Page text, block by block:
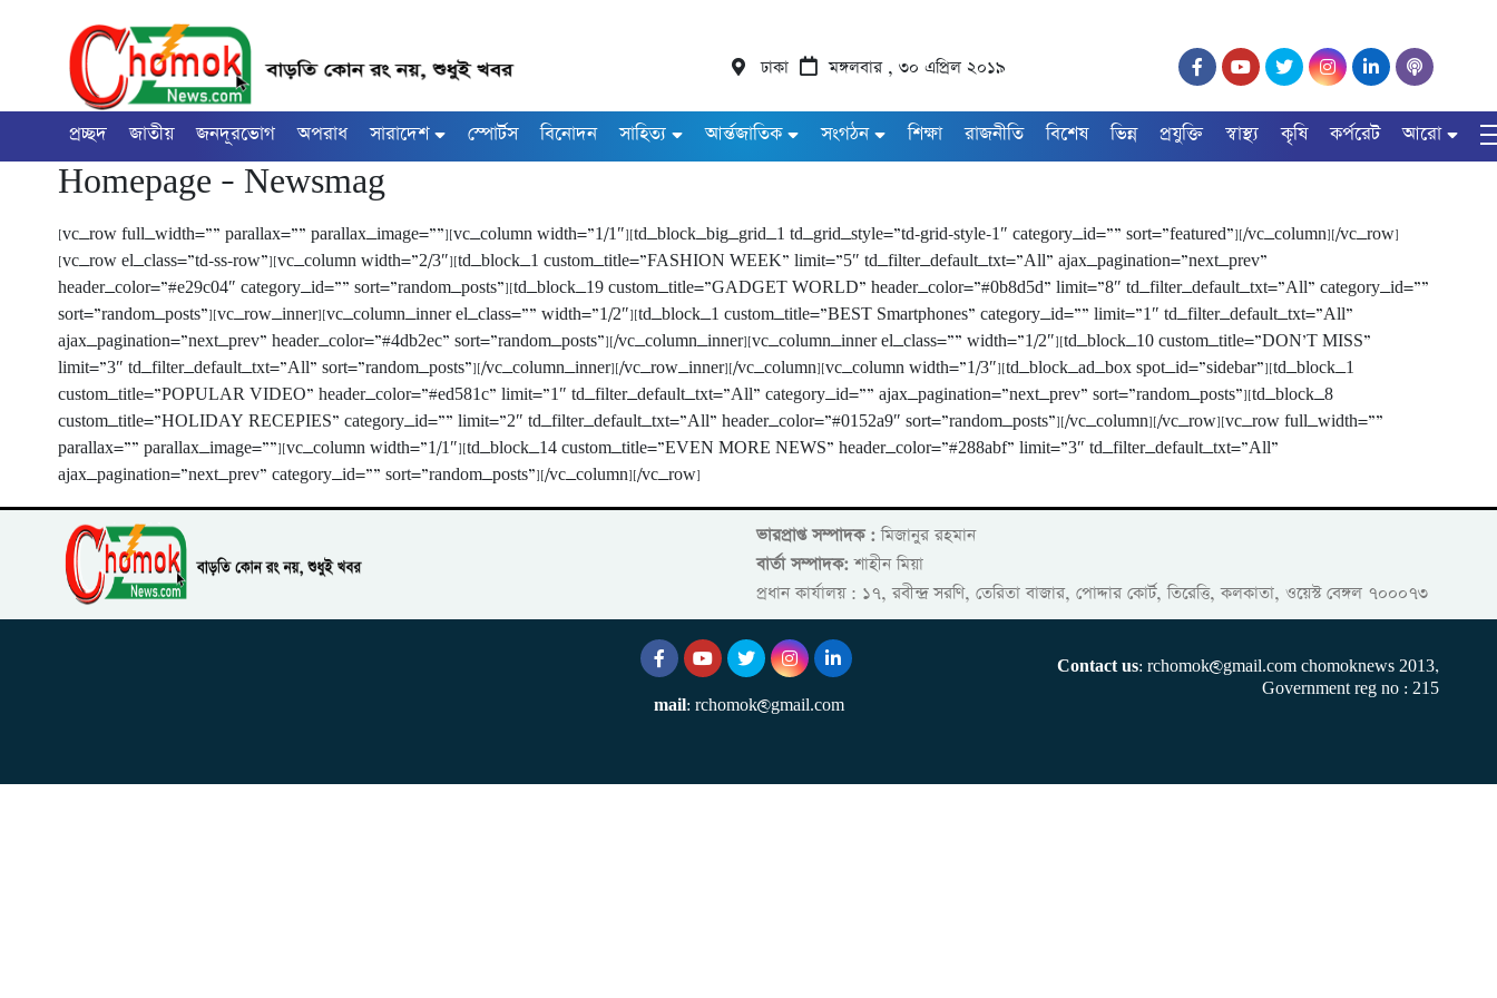
ঢাকা মঙ্গলবার , ৩০ এপ্রিল ২০১৯
প্রচ্ছদ জাতীয় জনদূরভোগ অপরাধ সারাদেশ স্পোর্টস বিনোদন সাহিত্য আর্ন্তজাতিক সংগঠন শিক্ষা রাজনীতি বিশেষ ভিন্ন প্রযুক্তি স্বাস্থ্য কৃষি কর্পরেট আরো
Homepage – Newsmag
[vc_row full_width=”” parallax=”” parallax_image=””][vc_column width=”1/1″][td_block_big_grid_1 td_grid_style=”td-grid-style-1″ category_id=”” sort=”featured”][/vc_column][/vc_row]
[vc_row el_class=”td-ss-row”][vc_column width=”2/3″][td_block_1 custom_title=”FASHION WEEK” limit=”5″ td_filter_default_txt=”All” ajax_pagination=”next_prev”
header_color=”#e29c04″ category_id=”” sort=”random_posts”][td_block_19 custom_title=”GADGET WORLD” header_color=”#0b8d5d” limit=”8″ td_filter_default_txt=”All” category_id=””
sort=”random_posts”][vc_row_inner][vc_column_inner el_class=”” width=”1/2″][td_block_1 custom_title=”BEST Smartphones” category_id=”” limit=”1″ td_filter_default_txt=”All”
ajax_pagination=”next_prev” header_color=”#4db2ec” sort=”random_posts”][/vc_column_inner][vc_column_inner el_class=”” width=”1/2″][td_block_10 custom_title=”DON’T MISS”
limit=”3″ td_filter_default_txt=”All” sort=”random_posts”][/vc_column_inner][/vc_row_inner][/vc_column][vc_column width=”1/3″][td_block_ad_box spot_id=”sidebar”][td_block_1
custom_title=”POPULAR VIDEO” header_color=”#ed581c” limit=”1″ td_filter_default_txt=”All” category_id=”” ajax_pagination=”next_prev” sort=”random_posts”][td_block_8
custom_title=”HOLIDAY RECEPIES” category_id=”” limit=”2″ td_filter_default_txt=”All” header_color=”#0152a9″ sort=”random_posts”][/vc_column][/vc_row][vc_row full_width=””
parallax=”” parallax_image=””][vc_column width=”1/1″][td_block_14 custom_title=”EVEN MORE NEWS” header_color=”#288abf” limit=”3″ td_filter_default_txt=”All”
ajax_pagination=”next_prev” category_id=”” sort=”random_posts”][/vc_column][/vc_row]
ভারপ্রাপ্ত সম্পাদক : মিজানুর রহমান
বার্তা সম্পাদক: শাহীন মিয়া
প্রধান কার্যালয় : ১৭, রবীন্দ্র সরণি, তেরিতা বাজার, পোদ্দার কোর্ট, তিরেত্তি, কলকাতা, ওয়েস্ট বেঙ্গল ৭০০০৭৩
mail: rchomok@gmail.com
Contact us: rchomok@gmail.com chomoknews 2013,
Government reg no : 215